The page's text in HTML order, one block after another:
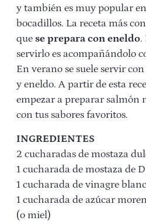
y también es muy popular
bocadillos. La receta más
que se prepara con eneldo.
servirlo es acompañándolo
En verano se suele servir
y eneldo. A partir de esta
empezar a preparar salmón
con tus sabores favoritos.
INGREDIENTES
2 cucharadas de mostaza
1 cucharada de mostaza de
1 cucharada de vinagre
1 cucharada de azúcar
(o miel)